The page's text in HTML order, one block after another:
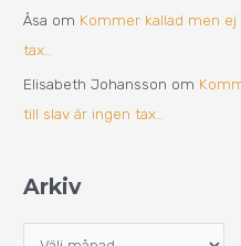
Åsa om Kommer kallad men
tax…
Elisabeth Johansson om
till slav är ingen tax…
Arkiv